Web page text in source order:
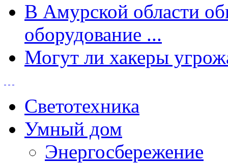
В Амурской области
оборудование ...
Могут ли хакеры
Светотехника
Умный дом
Энергосбережение